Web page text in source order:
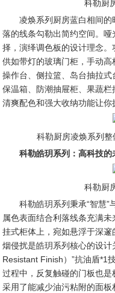
科勒厨
凌焕系列厨房蓝白相间的
落的线条勾勒出简约空间。
择，演绎调色板的设计理念
供如带灯的玻璃门柜，手动
操作台、侧拉篮、岛台抽拉
保温箱、防潮抽屉柜、果蔬
清爽配色和强大收纳功能让你
科勒厨房凌焕系列
科勒皓玥系列：高科技的
科勒厨
科勒皓玥系列秉承“智慧”
属色表面结合利落线条充满
挂式柜体上，宛如悬浮于深
烟侵扰是皓玥系列核心的设
Resistant Finish）”抗油盾*1
过程中，反复触碰的门板也
采用了能减少油污粘附的面